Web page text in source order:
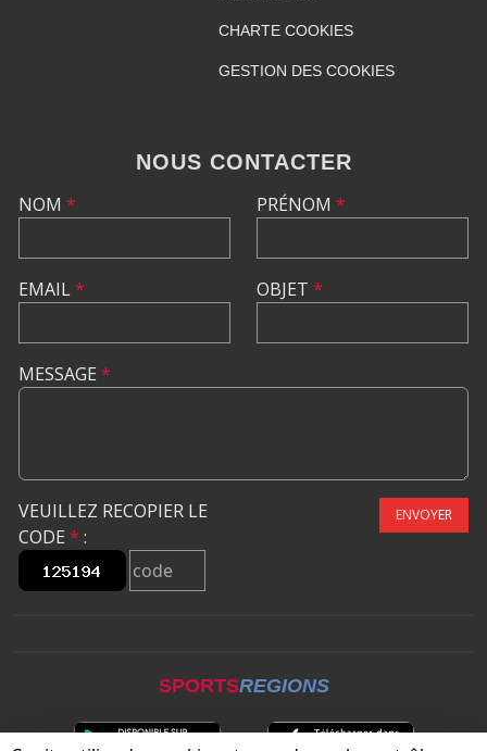
CHARTE COOKIES
GESTION DES COOKIES
NOUS CONTACTER
NOM *
EMAIL*
PRÉNOM *
OBJET *
MESSAGE *
VEUILLEZ RECOPIER LE
CODE * :
ENVOYER
SPORTSREGIONS